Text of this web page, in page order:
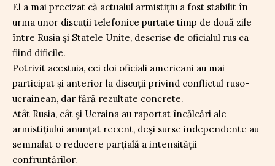
El a mai precizat că actualul armistițiu a fost stabilit în
urma unor discuții telefonice purtate timp de două zile
între Rusia și Statele Unite, descrise de oficialul rus ca
fiind dificile.
Potrivit acestuia, cei doi oficiali americani au mai
participat și anterior la discuții privind conflictul ruso-
ucrainean, dar fără rezultate concrete.
Atât Rusia, cât și Ucraina au raportat încălcări ale
armistițiului anunțat recent, deși surse independente au
semnalat o reducere parțială a intensității
confruntărilor.